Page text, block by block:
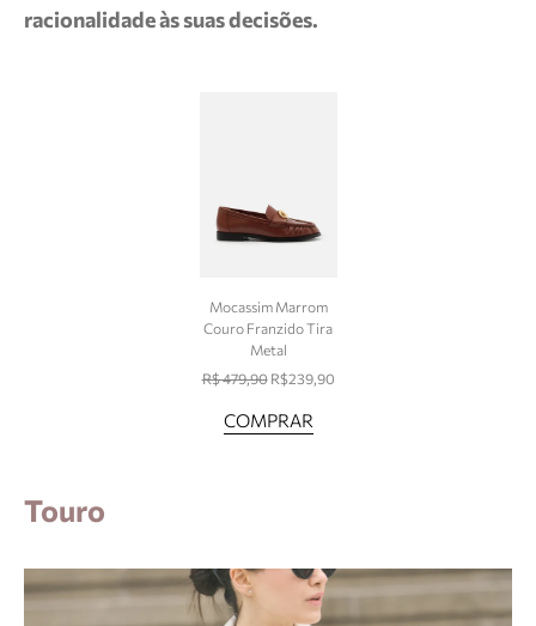
racionalidade às suas decisões.
Mocassim Marrom
Couro Franzido Tira
Metal
R$ 479,90 R$239,90
COMPRAR
Touro